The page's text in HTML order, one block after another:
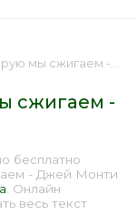
Монти 📕 - Книга онлайн бесплатно
сжигаем -
бесплатно
- Джей Монти
. Онлайн
весь текст